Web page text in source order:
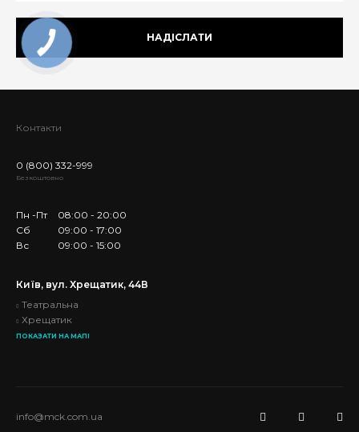
НАДІСЛАТИ
Контакти
0 (800) 332-999
Безкоштовно
Пн -Пт
08:00 - 20:00
Сб
09:00 - 17:00
Вс
09:00 - 15:00
Київ, вул. Хрещатик, 44В
Театральна
Хрещатик
ПОКАЗАТИ НА МАПІ
info@mck.com.ua